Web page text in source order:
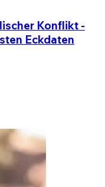
Konflikt -
Eckdaten